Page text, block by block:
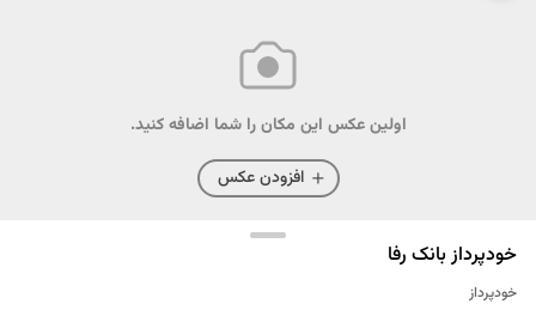
اولین عکس این مکان را شما اضافه کنید.
افزودن عکس
خودپرداز بانک رفا
خودپرداز